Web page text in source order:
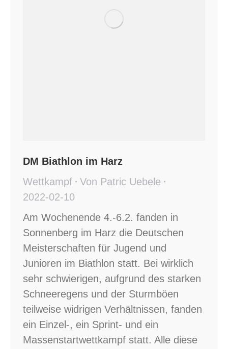
DM Biathlon im Harz
Wettkampf
Von Patric Uebele
2022-02-10
Am Wochenende 4.-6.2. fanden in
Sonnenberg im Harz die Deutschen
Meisterschaften für Jugend und
Junioren im Biathlon statt. Bei wirklich
sehr schwierigen, aufgrund des starken
Schneeregens und der Sturmböen
teilweise widrigen Verhältnissen, fanden
ein Einzel-, ein Sprint- und ein
Massenstartwettkampf statt. Alle diese